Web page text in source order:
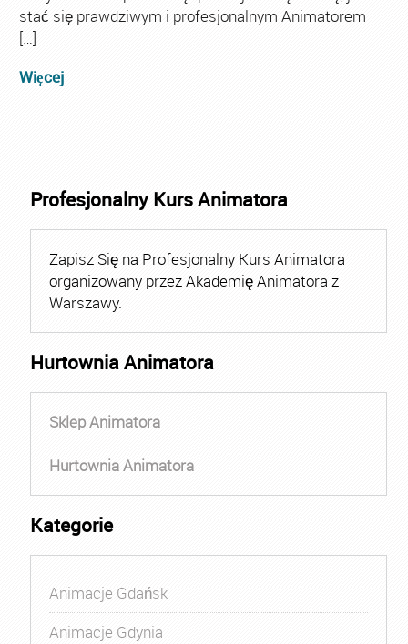
stać się prawdziwym i profesjonalnym Animatorem
[…]
Więcej
Profesjonalny Kurs Animatora
Zapisz Się na Profesjonalny Kurs Animatora
organizowany przez Akademię Animatora z
Warszawy.
Hurtownia Animatora
Sklep Animatora
Hurtownia Animatora
Kategorie
Animacje Gdańsk
Animacje Gdynia